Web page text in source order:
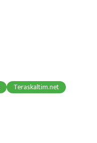
Teraskaltim.net